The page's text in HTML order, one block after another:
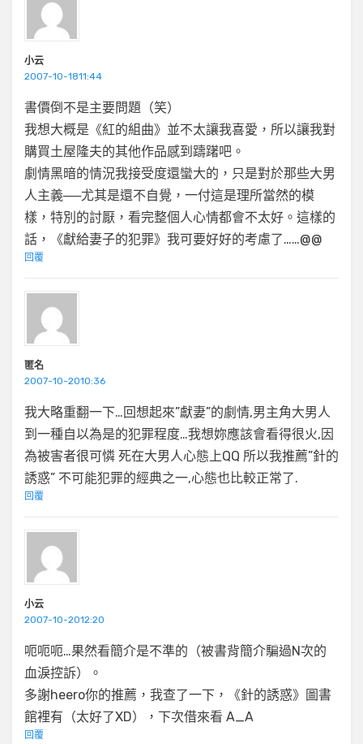
小云
2007-10-1811:44
書價倒不是主要問題（笑）
我想大概是《紅的組曲》並不太讓我喜愛，所以讓我對
購買土屋隆夫的其他作品感到躊躇吧。
劇情黑暗的情況我接受度還蠻大的，只是對於那些大男
人主義──尤其是還不自覺，一付這是理所當然的模
樣，特別的討厭，看完整個人心情都會不太好。這樣的
話，《獻給妻子的犯罪》我可要好好的考慮了……@@
回覆
匿名
2007-10-2010:36
我大略重翻一下…回想起來”獻妻”的劇情,男主角大男人
到一種自以為是的犯罪程度…我想妳應該會看得很火,因
為被害者很可憐 死在大男人心態上QQ 所以我推薦”針的
誘惑” 不可能犯罪的經典之一,心態也比較正常了.
回覆
小云
2007-10-2012:20
呃呃呃…果然看簡介是不準的（被書背簡介騙過N次的
血淚控訴）。
多謝heero你的推薦，我查了一下，《針的誘惑》圖書
館裡有（太好了XD），下次借來看 A_A
回覆